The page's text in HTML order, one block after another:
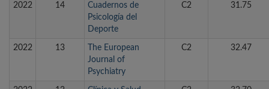
2022 14
Cuadernos de
Psicología del
Deporte
C2 31.75
2022 13
The European
Journal of
Psychiatry
C2 32.47